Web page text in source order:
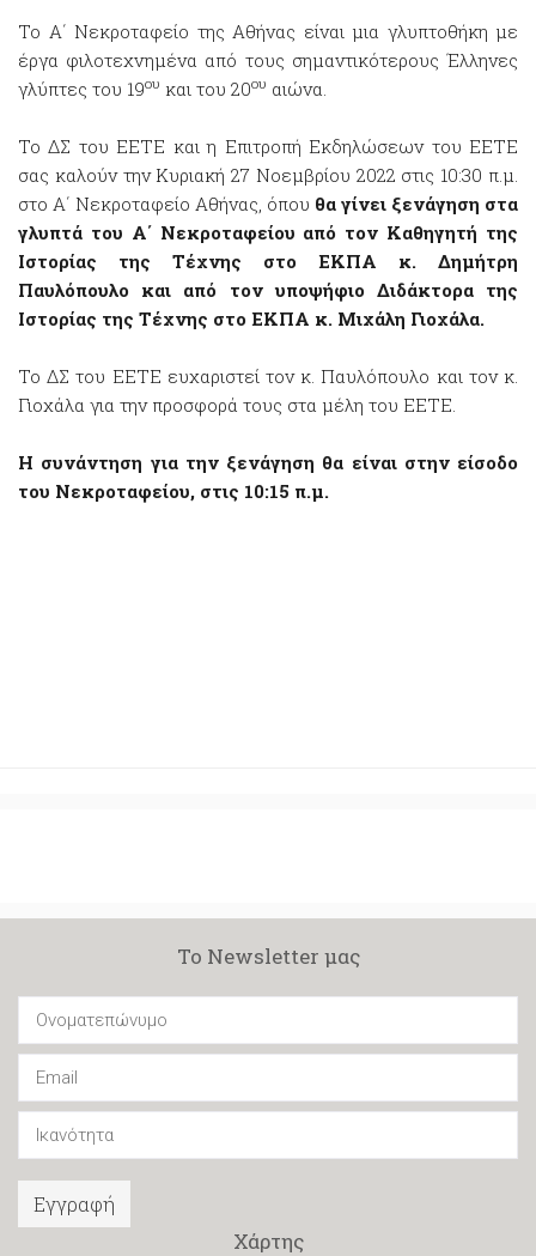
Το Α΄ Νεκροταφείο της Αθήνας είναι μια γλυπτοθήκη με
έργα φιλοτεχνημένα από τους σημαντικότερους Έλληνες
γλύπτες του 19ου και του 20ου αιώνα.
Το ΔΣ του ΕΕΤΕ και η Επιτροπή Εκδηλώσεων του ΕΕΤΕ
σας καλούν την Κυριακή 27 Νοεμβρίου 2022 στις 10:30 π.μ.
στο Α΄ Νεκροταφείο Αθήνας, όπου θα γίνει ξενάγηση στα
γλυπτά του Α΄ Νεκροταφείου από τον Καθηγητή της
Ιστορίας της Τέχνης στο ΕΚΠΑ κ. Δημήτρη
Παυλόπουλο και από τον υποψήφιο Διδάκτορα της
Ιστορίας της Τέχνης στο ΕΚΠΑ κ. Μιχάλη Γιοχάλα.
Το ΔΣ του ΕΕΤΕ ευχαριστεί τον κ. Παυλόπουλο και τον κ.
Γιοχάλα για την προσφορά τους στα μέλη του ΕΕΤΕ.
Η συνάντηση για την ξενάγηση θα είναι στην είσοδο
του Νεκροταφείου, στις 10:15 π.μ.
Το Newsletter μας
Εγγραφή
Χάρτης